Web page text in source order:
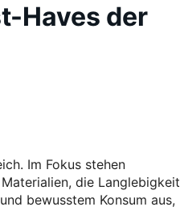
Haves der
Im Fokus stehen
die Langlebigkeit
bewusstem Konsum aus,